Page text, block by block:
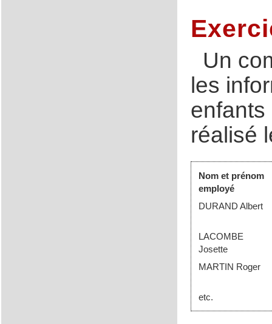
Un
les
enfants
réalisé
Nom et prénom
employé
DURAND Albert
LACOMBE
Josette
MARTIN Roger
etc.